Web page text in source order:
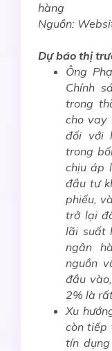
hàng
Nguồn:
Dự báo thị
Ông
Chính
trong
cho vay
đối với
trong
chịu áp
đầu tư
phiếu,
trở lại
lãi suất
ngân
nguồn
đầu
2% là
Xu
còn tiếp
tín